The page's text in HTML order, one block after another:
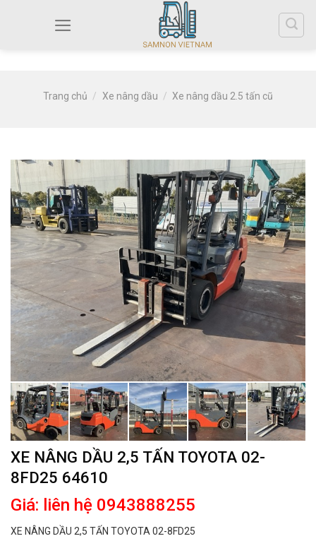
Trang chủ / Xe nâng dầu / Xe nâng dầu 2.5 tấn cũ
XE NÂNG DẦU 2,5 TẤN TOYOTA 02-
8FD25 64610
Giá: liên hệ 0943888255
XE NÂNG DẦU 2,5 TẤN TOYOTA 02-8FD25